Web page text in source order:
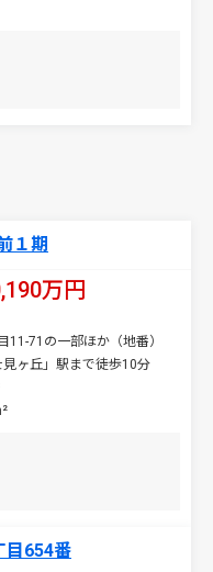
１期
万円
11-71の一部ほか（地番）
ヶ丘」駅まで徒歩10分
目654番